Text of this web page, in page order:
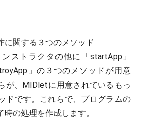
に関する３つのメソッド
ストラクタの他に「startApp」
」の３つのメソッドが用意
が、MIDletに用意されているもっ
ドです。これらで、プログラムの
の処理を作成します。